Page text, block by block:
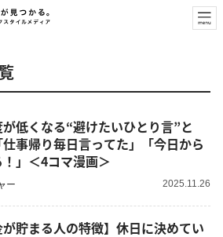
低くなる“避けたいひとり言”と
事帰り毎日言ってた」「今日から
」＜4コマ漫画＞
ー 2025.11.26
が貯まる人の特徴】休日に決めてい